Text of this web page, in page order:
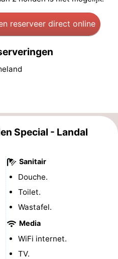
reserveer direct online
Special - Landal
Sanitair
Douche.
Toilet.
Wastafel.
Media
WiFi internet.
TV.